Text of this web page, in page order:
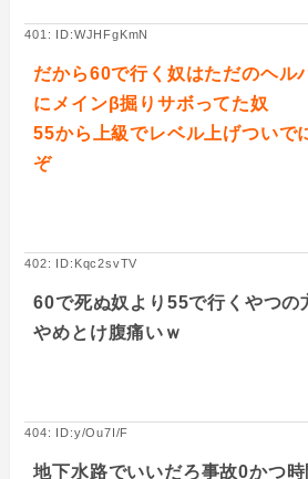
401: ID:WJHFgKmN
だから60で行く奴はただのヘル
にメインβ掘りサボってた奴
55から上級でレベル上げついで
ぞ
402: ID:Kqc2svTV
60で死ぬ奴より55で行くやつの
やめとけ腹痛いｗ
404: ID:y/Ou7I/F
地下水路でいいだろ事故0かつ